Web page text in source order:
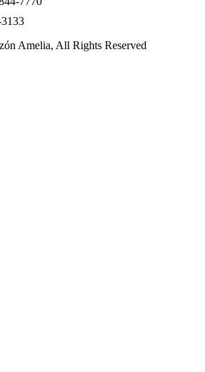
Amelia, All Rights Reserved